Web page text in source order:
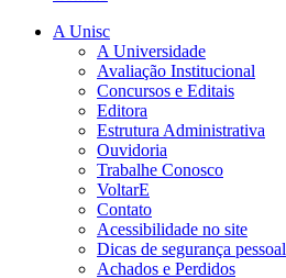
A Unisc
A Universidade
Avaliação Institucional
Concursos e Editais
Editora
Estrutura Administrativa
Ouvidoria
Trabalhe Conosco
VoltarE
Contato
Acessibilidade no site
Dicas de segurança pessoal
Achados e Perdidos